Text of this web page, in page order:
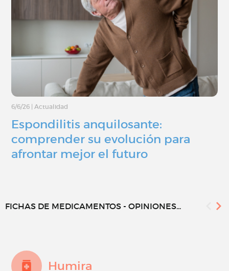
6/6/26 Actualidad
Espondilitis anquilosante:
comprender su evolución para
afrontar mejor el futuro
FICHAS DE MEDICAMENTOS - OPINIONES...
Humira